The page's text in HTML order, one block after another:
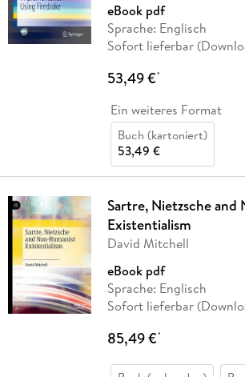
eBook pdf
Sprache: Englisch
Sofort lieferbar
53,49 €*
Ein weiteres Format
Buch (kartoniert)
53,49 €
Sartre, Nietzsche and
Existentialism
David Mitchell
eBook pdf
Sprache: Englisch
Sofort lieferbar
85,49 €*